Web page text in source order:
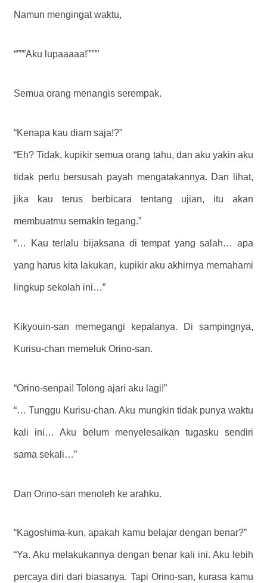
Namun mengingat waktu,
“”””Aku lupaaaaa!””””
Semua orang menangis serempak.
“Kenapa kau diam saja!?”
“Eh? Tidak, kupikir semua orang tahu, dan aku yakin aku
tidak perlu bersusah payah mengatakannya. Dan lihat,
jika kau terus berbicara tentang ujian, itu akan
membuatmu semakin tegang.”
“… Kau terlalu bijaksana di tempat yang salah… apa
yang harus kita lakukan, kupikir aku akhirnya memahami
lingkup sekolah ini…”
Kikyouin-san memegangi kepalanya. Di sampingnya,
Kurisu-chan memeluk Orino-san.
“Orino-senpai! Tolong ajari aku lagi!”
“… Tunggu Kurisu-chan. Aku mungkin tidak punya waktu
kali ini… Aku belum menyelesaikan tugasku sendiri
sama sekali…”
Dan Orino-san menoleh ke arahku.
“Kagoshima-kun, apakah kamu belajar dengan benar?”
“Ya. Aku melakukannya dengan benar kali ini. Aku lebih
percaya diri dari biasanya. Tapi Orino-san, kurasa kamu